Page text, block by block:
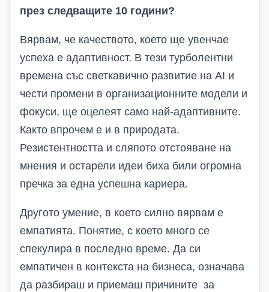
през следващите 10 години?
Вярвам, че качеството, което ще увенчае
успеха е адаптивност. В тези турболентни
времена със светкавично развитие на AI и
чести промени в организационните модели и
фокуси, ще оцелеят само най-адаптивните.
Както впрочем е и в природата.
Резистентността и сляпото отстояване на
мнения и остарели идеи биха били огромна
пречка за една успешна кариера.
Другото умение, в което силно вярвам е
емпатията. Понятие, с което много се
спекулира в последно време. Да си
емпатичен в контекста на бизнеса, означава
да разбираш и приемаш причините за